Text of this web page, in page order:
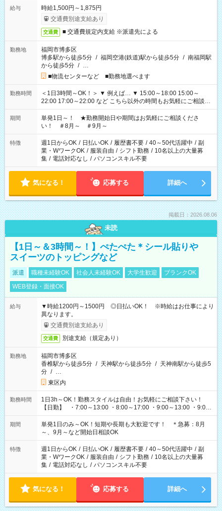
給与
時給1,500円～1,875円
交通費別途支給あり
交通費 ■ 交通費規定内支給 ※派遣先による
勤務地
福岡市博多区
博多駅から徒歩5分 / 福岡空港(鉄道)駅から徒歩5分 / 南福岡駅
から徒歩5分 / …
■物流センターなど ■勤務地選べます
勤務時間
＜1日3時間～OK！＞ ▼ 例えば… ▼ 15:00～18:00 15:00～
22:00 17:00～22:00 など こちら以外の時間もお気軽にご相談く
ださい！
期間
単発1日～！ ★勤務開始日や期間はお気軽にご相談くださ
い！ ＃8月～ ＃9月～
特徴 週1日からOK / 日払いOK / 履歴書不要 / 40～50代活躍中 / 副
業・WワークOK / 服装自由 / シフト勤務 / 10名以上の大量募
集 / 電話対応なし / パソコンスキル不要
気になる！ 応募する 詳細へ
掲載日：2026.08.06
未読
【1日～＆3時間～！】ぺたぺた＊シール貼りや
スイーツのトッピングなど
派遣 職種未経験OK 社会人未経験OK 大学生歓迎
ブランクOK
WEB登録・面接OK
給与
▼時給1200円～1500円 ◎日払いOK！ ※時給はお仕事により
異なります。
交通費別途支給あり
交通費 別途支給（規定あり）
勤務地
福岡市博多区
香椎駅から徒歩5分 / 天神駅から徒歩5分 / 天神南駅から徒歩5
分 / …
東区内
勤務時間
1日3h～OK！勤務スタイルは自由！お気軽にご相談下さい！
【日勤】 ・7:00～13:00 ・8:00～17:00 ・9:00～13:00 ・9:00
～18:00 ・10:00～19:00 ・13:00～18:00 ・15:00～20:00 ・
16:00～19:00 【夜勤】 ・17:00～21:00 ・18:00～23:00 ・
21:00～翌6:00 ・23:00～翌8:00 など（他時間多数あり！）
期間
単発1日のみ～OK！短期や長期も大歓迎です！ ＊急募：8月
～、9月～など開始日相談OK
特徴 週1日からOK / 日払いOK / 履歴書不要 / 40～50代活躍中 / 副
業・WワークOK / 服装自由 / シフト勤務 / 10名以上の大量募
集 / 電話対応なし / パソコンスキル不要
気になる！ 応募する 詳細へ